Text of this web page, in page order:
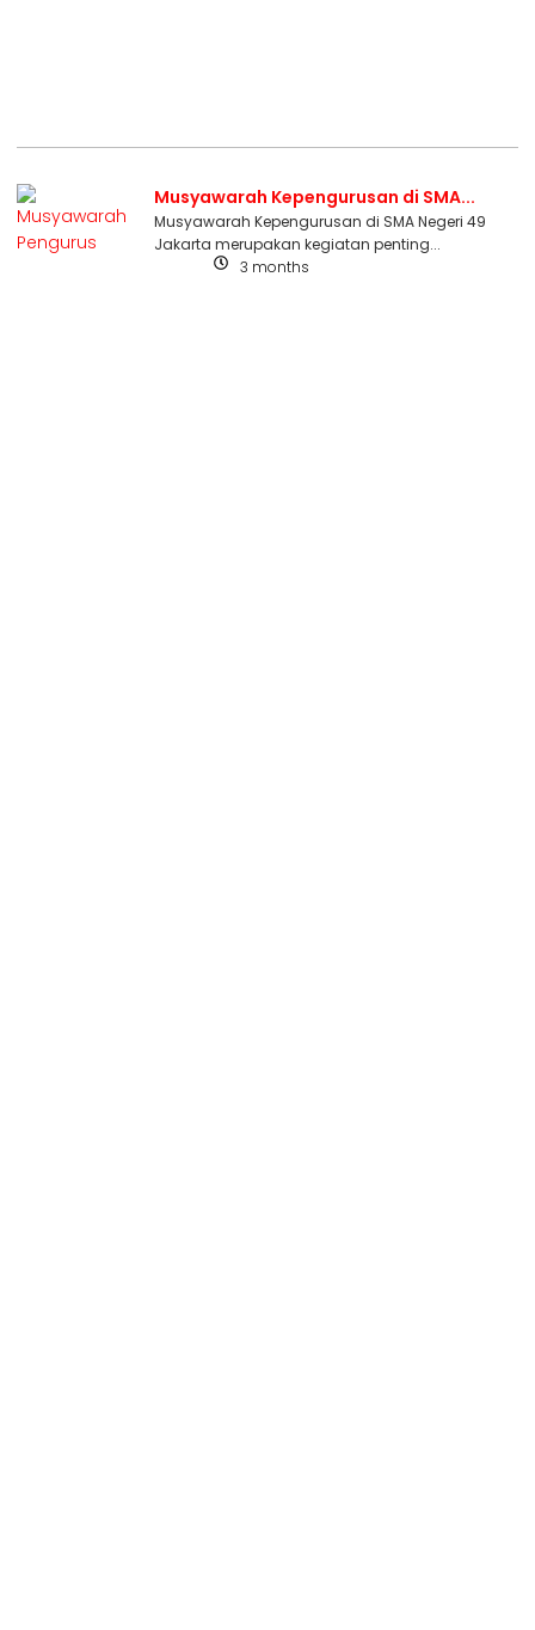
Musyawarah Kepengurusan di SMA...
Musyawarah Kepengurusan di SMA Negeri 49
Jakarta merupakan kegiatan penting...
3 months